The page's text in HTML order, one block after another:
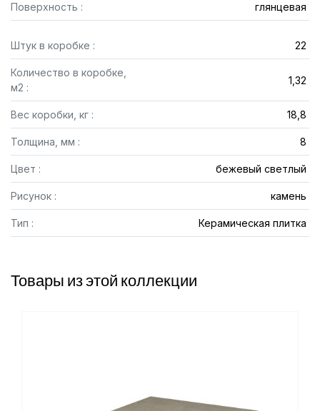
Поверхность : глянцевая
Штук в коробке : 22
Количество в коробке,
м2 :
1,32
Вес коробки, кг : 18,8
Толщина, мм : 8
Цвет : бежевый светлый
Рисунок : камень
Тип : Керамическая плитка
Товары из этой коллекции